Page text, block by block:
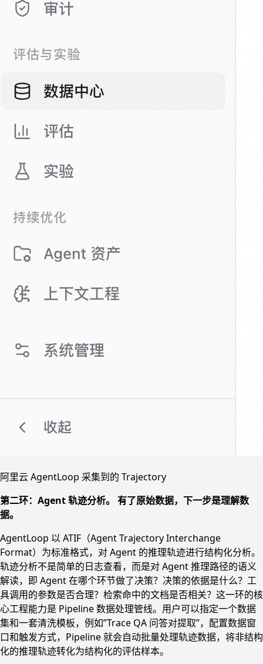
阿里云 AgentLoop 采集到的 Trajectory
第二环：Agent 轨迹分析。 有了原始数据，下一步是理解数
据。
AgentLoop 以 ATIF（Agent Trajectory Interchange
Format）为标准格式，对 Agent 的推理轨迹进行结构化分析。
轨迹分析不是简单的日志查看，而是对 Agent 推理路径的语义
解读，即 Agent 在哪个环节做了决策？决策的依据是什么？工
具调用的参数是否合理？检索命中的文档是否相关？这一环的核
心工程能力是 Pipeline 数据处理管线。用户可以指定一个数据
集和一套清洗模板，例如”Trace QA 问答对提取”，配置数据窗
口和触发方式，Pipeline 就会自动批量处理轨迹数据，将非结构
化的推理轨迹转化为结构化的评估样本。